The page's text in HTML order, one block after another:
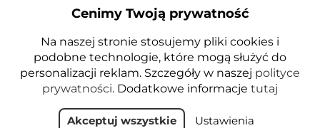
-20%
VEGE
-20%
VEGE
Cenimy Twoją prywatność
Na naszej stronie stosujemy pliki cookies i
podobne technologie, które mogą służyć do
personalizacji reklam. Szczegóły w naszej polityce
prywatności. Dodatkowe informacje tutaj
Akceptuj wszystkie Ustawienia